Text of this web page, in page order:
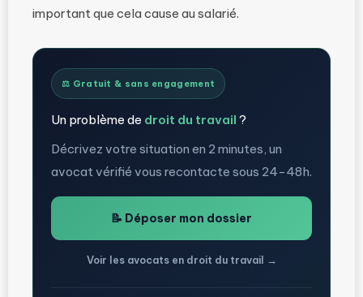
important que cela cause au salarié.
⚖️ Gratuit & sans engagement
Un problème de droit du travail ?
Décrivez votre situation en 2 minutes, un
avocat vérifié vous recontacte sous 24-48h.
📝 Déposer mon dossier
Voir les avocats en droit du travail →